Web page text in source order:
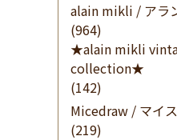
alain mikli / アラ
(964)
★alain mikli
collection★
(142)
Micedraw / マイ
(219)